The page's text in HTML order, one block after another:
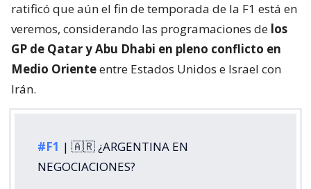
ratificó que aún el fin de temporada de la F1 está en
veremos, considerando las programaciones de los
GP de Qatar y Abu Dhabi en pleno conflicto en
Medio Orienteentre Estados Unidos e Israel con
Irán.
#F1 | 🇦🇷 ¿ARGENTINA EN
NEGOCIACIONES?